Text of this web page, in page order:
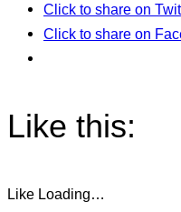
Click to share on
Click to share on
Like this:
Like Loading…